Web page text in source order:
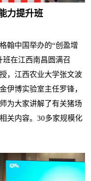
力提升班
翰中国举办的“创盈增
在江西南昌圆满召
，江西农业大学张文波
伊博实验室主任罗锋，
为大家讲解了有关猪场
关内容。30多家规模化